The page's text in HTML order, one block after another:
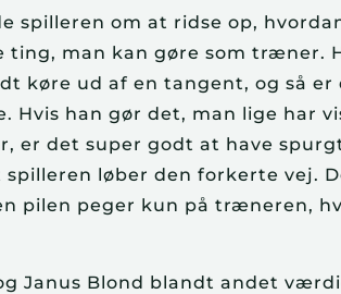
spilleren om at ridse op,
man kan gøre som træner.
køre ud af en tangent, og så er
Hvis han gør det, man lige har
er det super godt at have
løber den forkerte vej.
pilen peger kun på træneren,
Janus Blond blandt andet